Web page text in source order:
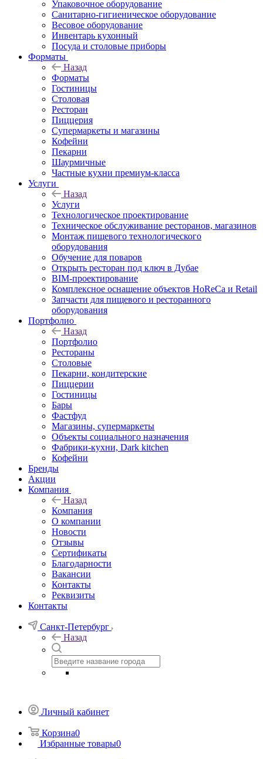
Упаковочное оборудование
Санитарно-гигиеническое оборудование
Весовое оборудование
Инвентарь кухонный
Посуда и столовые приборы
Форматы
Назад
Форматы
Гостиницы
Столовая
Ресторан
Пиццерия
Супермаркеты и магазины
Кофейни
Пекарни
Шаурмичные
Частные кухни премиум-класса
Услуги
Назад
Услуги
Технологическое проектирование
Техническое обслуживание ресторанов, магазинов
Монтаж пищевого технологического
оборудования
Обучение для поваров
Открыть ресторан под ключ в Дубае
BIM-проектирование
Комплексное оснащение объектов HoReCa и Retail
Запчасти для пищевого и ресторанного
оборудования
Портфолио
Назад
Портфолио
Рестораны
Столовые
Пекарни, кондитерские
Пиццерии
Гостиницы
Бары
Фастфуд
Магазины, супермаркеты
Объекты социального назначения
Фабрики-кухни, Dark kitchen
Кофейни
Бренды
Акции
Компания
Назад
Компания
О компании
Новости
Отзывы
Сертификаты
Благодарности
Вакансии
Контакты
Реквизиты
Контакты
Санкт-Петербург
Назад
Личный кабинет
Корзина0
Избранные товары0